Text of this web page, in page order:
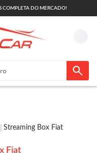
COMPLETA DO MERCADO!
Streaming Box Fiat
Fiat